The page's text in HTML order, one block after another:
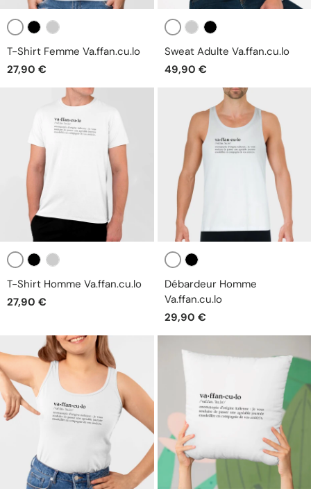
Blanc
T-Shirt Femme Va.ffan.cu.lo
27,90 €
Blanc
Sweat Adulte Va.ffan.cu.lo
49,90 €
Blanc
T-Shirt Homme Va.ffan.cu.lo
27,90 €
Blanc
Débardeur Homme
Va.ffan.cu.lo
29,90 €